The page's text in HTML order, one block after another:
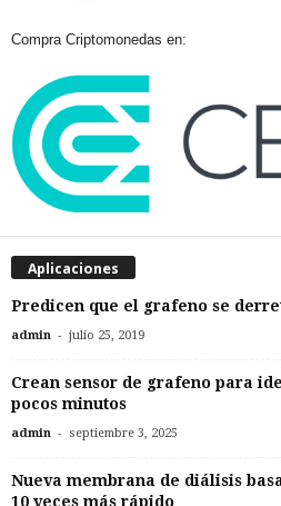
Compra Criptomonedas en:
Aplicaciones
Predicen que el grafeno se
admin - julio 25, 2019
Crean sensor de grafeno para
pocos minutos
admin - septiembre 3, 2025
Nueva membrana de diálisis
10 veces más rápido